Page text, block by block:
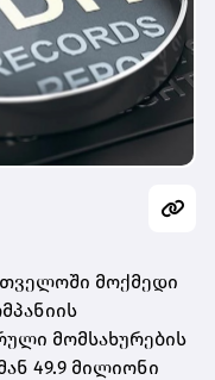
მოქმედი
მომსახურების
49.9 მილიონი